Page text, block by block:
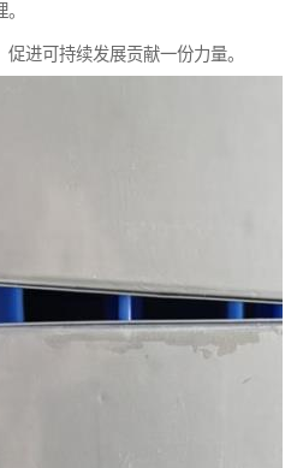
进可持续发展贡献一份力量。